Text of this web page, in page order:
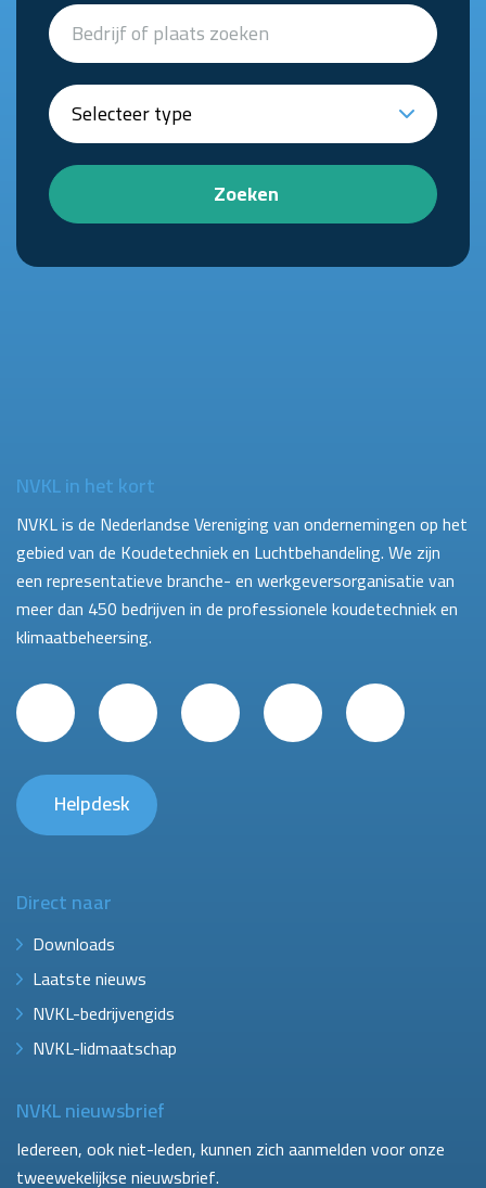
Zoeken
NVKL in het kort
NVKL is de Nederlandse Vereniging van ondernemingen op het
gebied van de Koudetechniek en Luchtbehandeling. We zijn
een representatieve branche- en werkgeversorganisatie van
meer dan 450 bedrijven in de professionele koudetechniek en
klimaatbeheersing.
Helpdesk
Direct naar
Downloads
Laatste nieuws
NVKL-bedrijvengids
NVKL-lidmaatschap
NVKL nieuwsbrief
Iedereen, ook niet-leden, kunnen zich aanmelden voor onze
tweewekelijkse nieuwsbrief.